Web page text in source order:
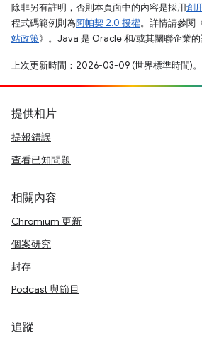
除非另有註明，否則本頁面中的內容是採用創
程式碼範例則為阿帕契 2.0 授權。詳情請參閱
站政策》。Java 是 Oracle 和/或其關聯企業的
上次更新時間：2026-03-09 (世界標準時間)。
提供相片
提報錯誤
查看已知問題
相關內容
Chromium 更新
個案研究
封存
Podcast 與節目
追蹤